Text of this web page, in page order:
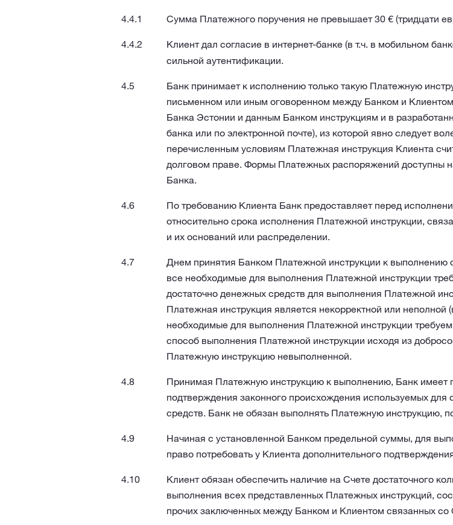
Сумма Платежного поручения не превышает 30 € (тридцати
Клиент дал согласие в интернет-банке (в т.ч. в мобильном
сильной аутентификации.
Банк принимает к исполнению только такую Платежную
письменном или иным оговоренном между Банком и
Банка Эстонии и данным Банком инструкциям и в
банка или по электронной почте), из которой явно следует
перечисленным условиям Платежная инструкция Клиента
долговом праве. Формы Платежных распоряжений доступны
Банка.
По требованию Клиента Банк предоставляет перед
относительно срока исполнения Платежной инструкции,
и их оснований или распределении.
Днем принятия Банком Платежной инструкции к выполнению
все необходимые для выполнения Платежной инструкции
достаточно денежных средств для выполнения Платежной
Платежная инструкция является некорректной или неполной
необходимые для выполнения Платежной инструкции
способ выполнения Платежной инструкции исходя из
Платежную инструкцию невыполненной.
Принимая Платежную инструкцию к выполнению, Банк имеет
подтверждения законного происхождения используемых
средств. Банк не обязан выполнять Платежную инструкцию,
Начиная с установленной Банком предельной суммы, для
право потребовать у Клиента дополнительного
Клиент обязан обеспечить наличие на Счете достаточного
выполнения всех представленных Платежных инструкций,
прочих заключенных между Банком и Клиентом связанных со